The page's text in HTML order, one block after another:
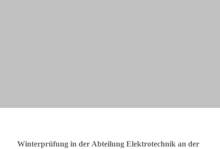
Winterprüfung in der Abteilung Elektrotechnik an der